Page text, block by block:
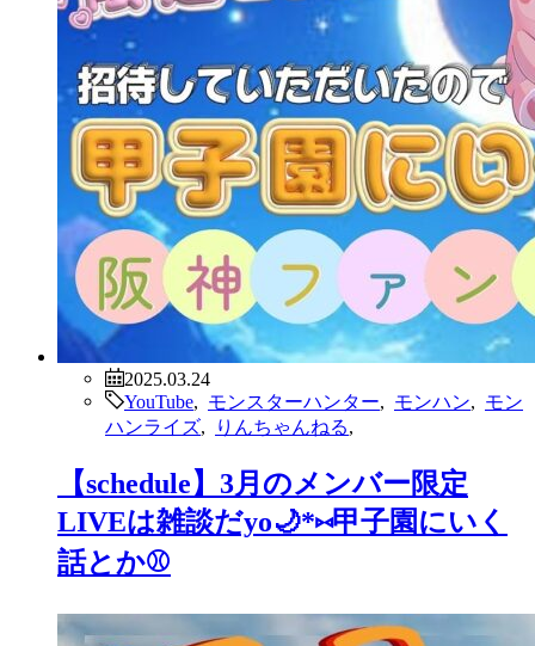
2025.03.24
YouTube
モンスターハンター モンハン
モン
ハンライズ
りんちゃんねる
【schedule】3月のメンバー限定
LIVEは雑談だyo🌙*⑅甲子園にいく
話とか⚾️